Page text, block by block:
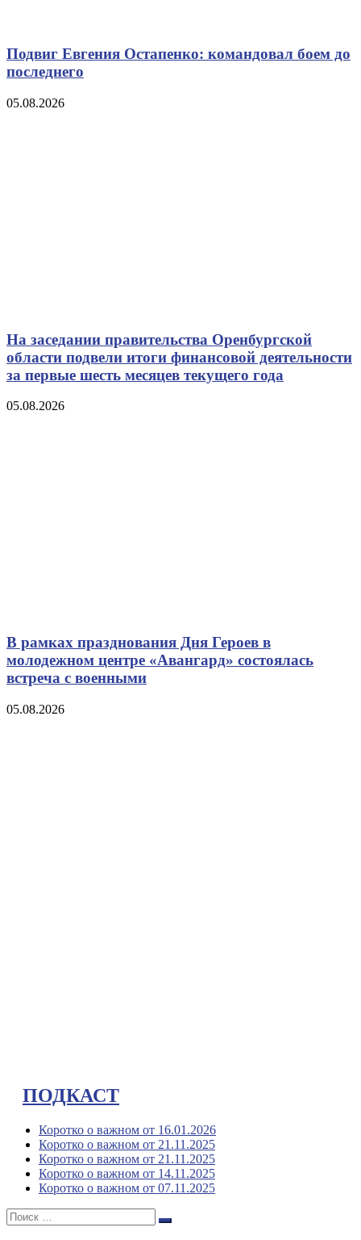
Подвиг Евгения Остапенко: командовал боем до
последнего
05.08.2026
На заседании правительства Оренбургской
области подвели итоги финансовой деятельности
за первые шесть месяцев текущего года
05.08.2026
В рамках празднования Дня Героев в
молодежном центре «Авангард» состоялась
встреча с военными
05.08.2026
ПОДКАСТ
Коротко о важном от 16.01.2026
Коротко о важном от 21.11.2025
Коротко о важном от 21.11.2025
Коротко о важном от 14.11.2025
Коротко о важном от 07.11.2025
Поиск:
Поиск